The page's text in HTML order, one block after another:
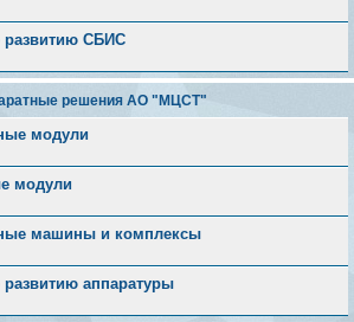
развитию СБИС
решения АО "МЦСТ"
модули
модули
машины и комплексы
аппаратуры